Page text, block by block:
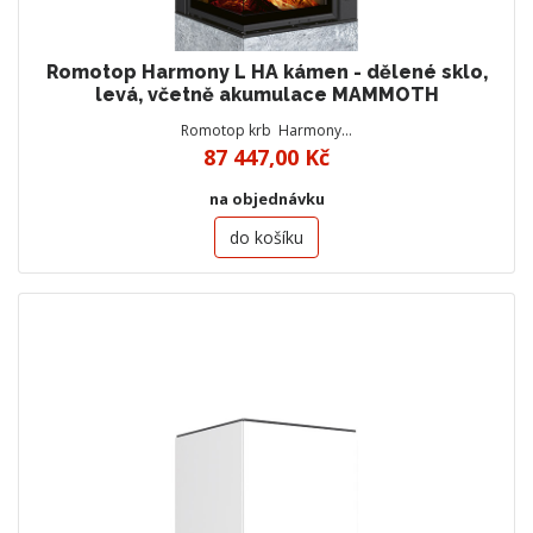
Romotop Harmony L HA kámen - dělené sklo,
levá, včetně akumulace MAMMOTH
Romotop krb Harmony…
87 447,00 Kč
na objednávku
do košíku